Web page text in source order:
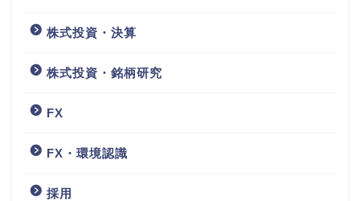
株式投資・決算
株式投資・銘柄研究
FX
FX・環境認識
採用